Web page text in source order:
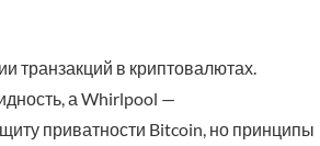
транзакций в криптовалютах.
а Whirlpool —
приватности Bitcoin, но принципы